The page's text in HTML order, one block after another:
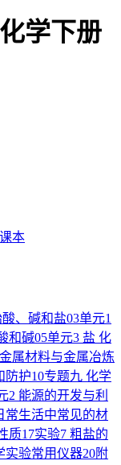
学下册
本
、碱和盐03单元1
和碱05单元3 盐 化
属材料与金属冶炼
防护10专题九 化学
2 能源的开发与利
常生活中常见的材
质17实验7 粗盐的
实验常用仪器20附